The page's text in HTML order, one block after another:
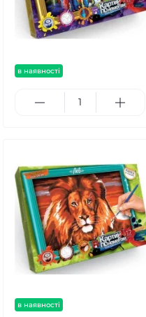
в наявності
в наявності